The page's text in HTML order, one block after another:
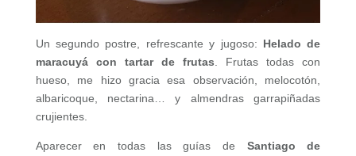
Un segundo postre, refrescante y jugoso: Helado de
maracuyá con tartar de frutas . Frutas todas con
hueso, me hizo gracia esa observación, melocotón,
albaricoque, nectarina… y almendras garrapiñadas
crujientes.
Aparecer en todas las guías de Santiago de